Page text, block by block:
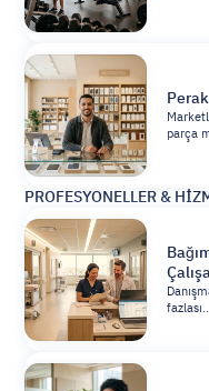
parça
PROFESYONELLER &